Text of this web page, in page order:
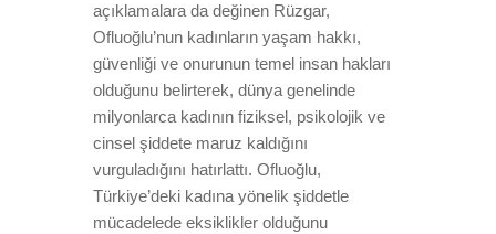
açıklamalara da değinen Rüzgar,
Ofluoğlu’nun kadınların yaşam hakkı,
güvenliği ve onurunun temel insan hakları
olduğunu belirterek, dünya genelinde
milyonlarca kadının fiziksel, psikolojik ve
cinsel şiddete maruz kaldığını
vurguladığını hatırlattı. Ofluoğlu,
Türkiye’deki kadına yönelik şiddetle
mücadelede eksiklikler olduğunu